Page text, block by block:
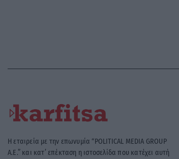
Η εταιρεία με την επωνυμία “POLITICAL MEDIA GROUP
A.E.” και κατ’ επέκταση η ιστοσελίδα που κατέχει αυτή